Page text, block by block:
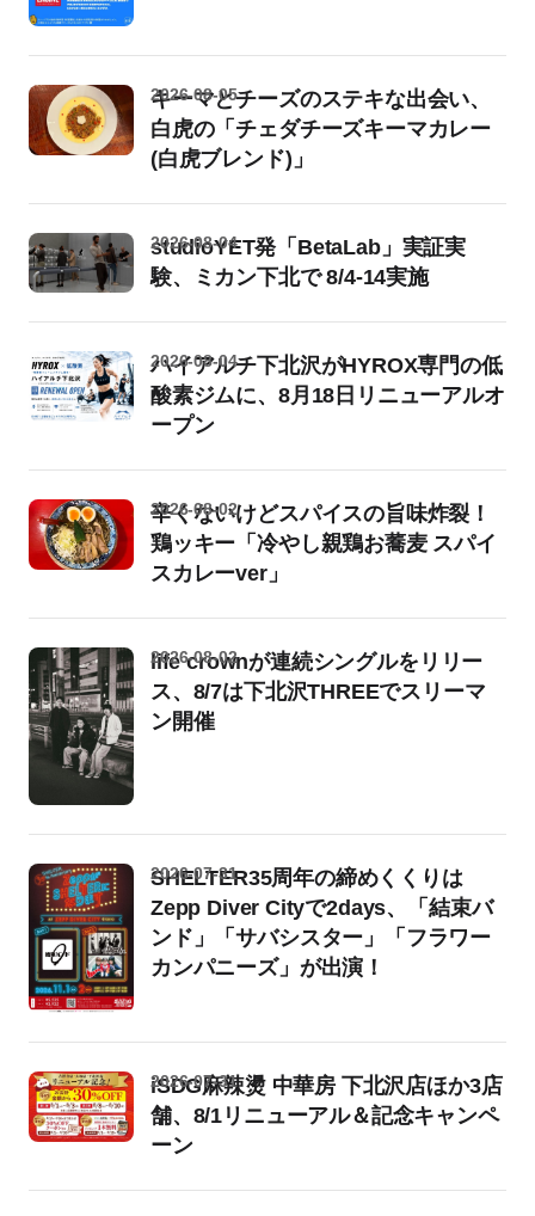
キーマとチーズのステキな出会い、
白虎の「チェダチーズキーマカレー
(白虎ブレンド)」
2026-08-05
studioYET発「BetaLab」実証実
験、ミカン下北で 8/4-14実施
2026-08-04
ハイアルチ下北沢がHYROX専門の低
酸素ジムに、8月18日リニューアルオ
ープン
2026-08-04
辛くないけどスパイスの旨味炸裂！
鶏ッキー「冷やし親鶏お蕎麦 スパイ
スカレーver」
2026-08-02
life crownが連続シングルをリリー
ス、8/7は下北沢THREEでスリーマ
ン開催
2026-08-02
SHELTER35周年の締めくくりは
Zepp Diver Cityで2days、「結束バ
ンド」「サバシスター」「フラワー
カンパニーズ」が出演！
2026-07-31
iSDG麻辣燙 中華房 下北沢店ほか3店
舗、8/1リニューアル＆記念キャンペ
ーン
2026-07-31